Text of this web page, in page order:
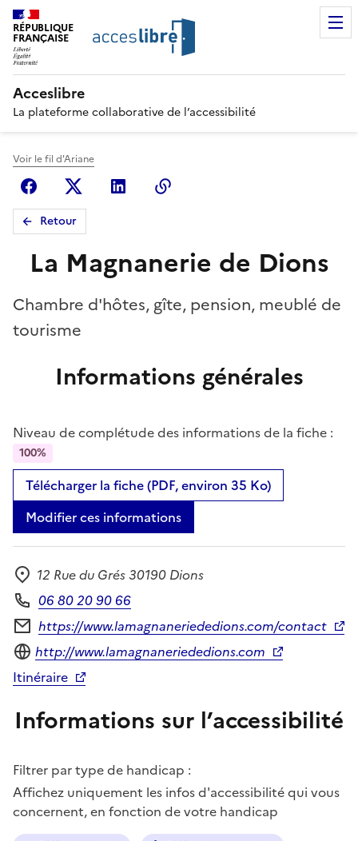
RÉPUBLIQUE
FRANÇAISE
Acceslibre
La plateforme collaborative de l’accessibilité
Voir le fil d'Ariane
FacebookX (anciennement Twitter)
Linkedin
Retour
La Magnanerie de Dions
Chambre d'hôtes, gîte, pension, meublé de
tourisme
Informations générales
Niveau de complétude des informations de la fiche :
100%
Télécharger la fiche (PDF, environ 35 Ko)
Modifier ces informations
Adresse
12 Rue du Grés 30190 Dions
Téléphone
06 80 20 90 66
Formulaire de contact
https://www.lamagnaneriededions.com/contact
Site internet
http://www.lamagnaneriededions.com
Itinéraire
Informations sur l’accessibilité
Filtrer par type de handicap :
Affichez uniquement les infos d'accessibilité qui vous
concernent, en fonction de votre handicap